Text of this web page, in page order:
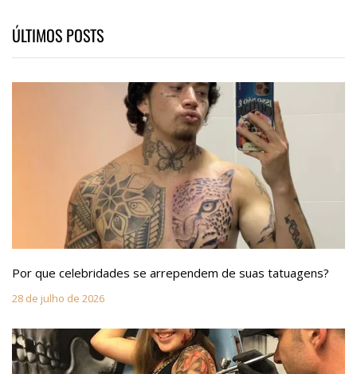
ÚLTIMOS POSTS
Por que celebridades se arrependem de suas tatuagens?
28 de julho de 2026